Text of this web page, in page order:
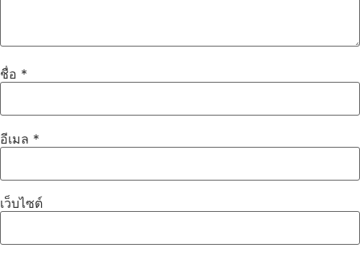
ชื่อ *
อีเมล *
เว็บไซต์